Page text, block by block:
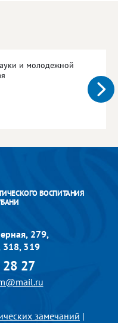
и молодежной
ВОСПИТАНИЯ
279,
318, 319
27
замечаний |